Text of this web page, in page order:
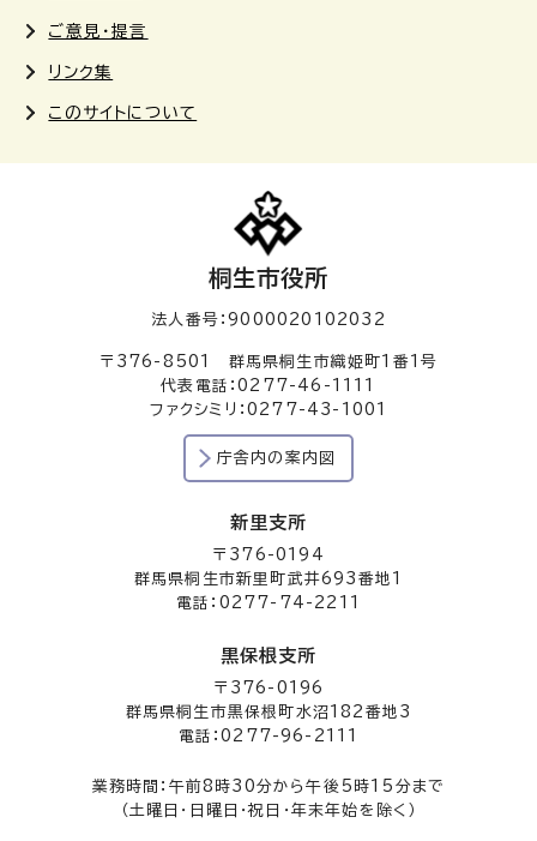
ご意見・提言
リンク集
このサイトについて
桐生市役所
法人番号：9000020102032
〒376-8501 群馬県桐生市織姫町1番1号
代表電話：0277-46-1111
ファクシミリ：0277-43-1001
庁舎内の案内図
新里支所
〒376-0194
群馬県桐生市新里町武井693番地1
電話：0277-74-2211
黒保根支所
〒376-0196
群馬県桐生市黒保根町水沼182番地3
電話：0277-96-2111
業務時間：午前8時30分から午後5時15分まで
（土曜日・日曜日・祝日・年末年始を除く）